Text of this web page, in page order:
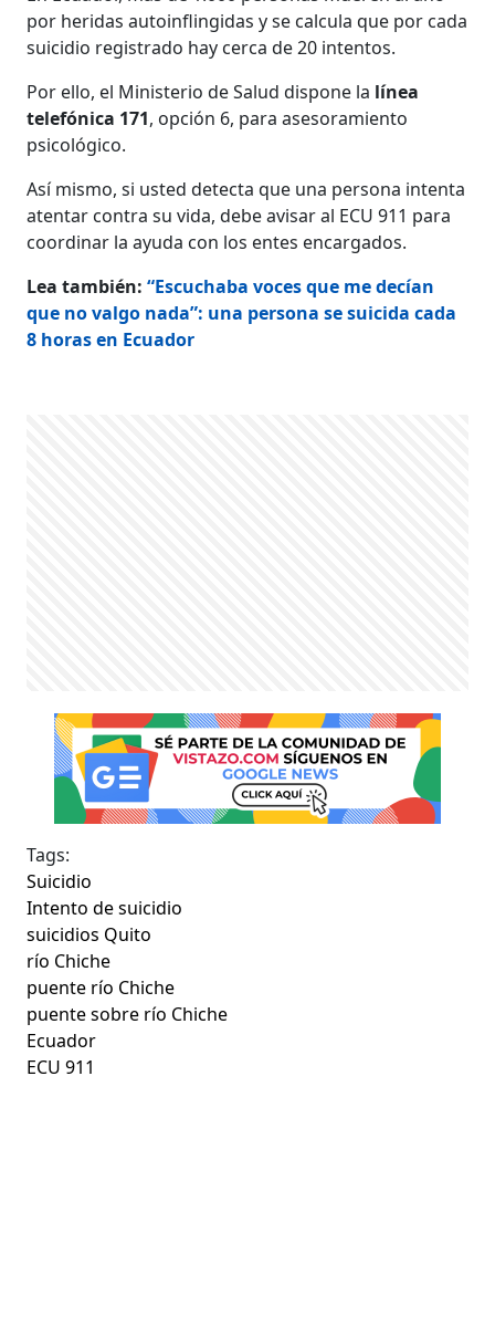
por heridas autoinflingidas y se calcula que por cada
suicidio registrado hay cerca de 20 intentos.
Por ello, el Ministerio de Salud dispone la línea
telefónica 171, opción 6, para asesoramiento
psicológico.
Así mismo, si usted detecta que una persona intenta
atentar contra su vida, debe avisar al ECU 911 para
coordinar la ayuda con los entes encargados.
Lea también:“Escuchaba voces que me decían
que no valgo nada”: una persona se suicida cada
8 horas en Ecuador
Tags:
Suicidio
Intento de suicidio
suicidios Quito
río Chiche
puente río Chiche
puente sobre río Chiche
Ecuador
ECU 911